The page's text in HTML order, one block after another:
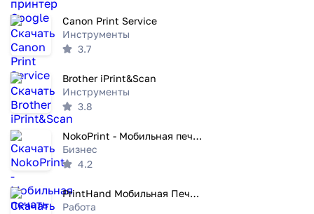
Canon Print Service
Инструменты
3.7
Brother iPrint&Scan
Инструменты
3.8
NokoPrint - Мобильная печать
Бизнес
4.2
PrintHand Мобильная Печать
Работа